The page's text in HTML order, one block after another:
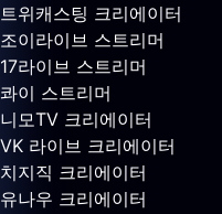
트위캐스팅 크리에이터
조이라이브 스트리머
17라이브 스트리머
콰이 스트리머
니모TV 크리에이터
VK 라이브 크리에이터
치지직 크리에이터
유나우 크리에이터